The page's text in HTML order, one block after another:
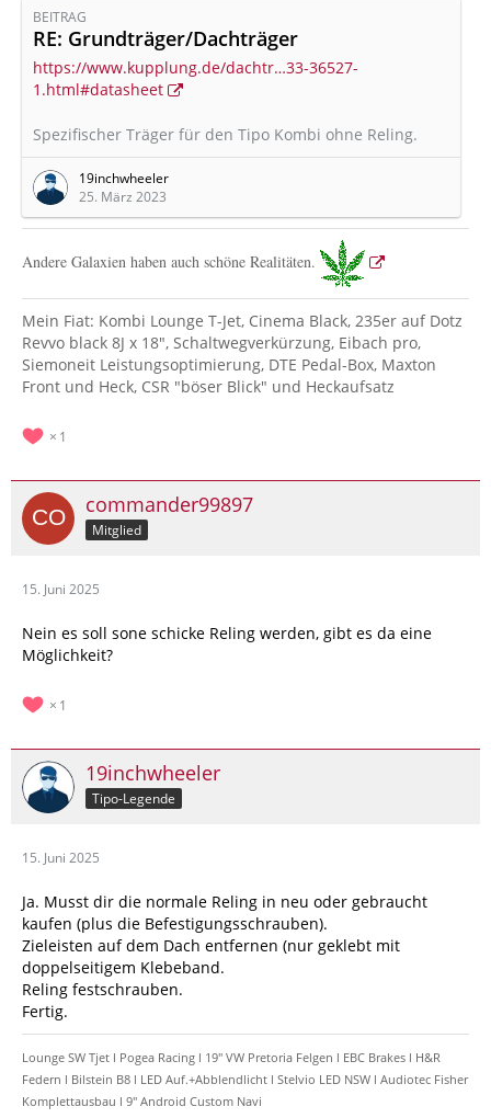
BEITRAG
RE: Grundträger/Dachträger
https://www.kupplung.de/dachtr…33-36527-
1.html#datasheet
Spezifischer Träger für den Tipo Kombi ohne Reling.
19inchwheeler
25. März 2023
Andere Galaxien haben auch schöne Realitäten.
Mein Fiat: Kombi Lounge T-Jet, Cinema Black, 235er auf Dotz
Revvo black 8J x 18", Schaltwegverkürzung, Eibach pro,
Siemoneit Leistungsoptimierung, DTE Pedal-Box, Maxton
Front und Heck, CSR "böser Blick" und Heckaufsatz
1
commander99897
Mitglied
15. Juni 2025
Nein es soll sone schicke Reling werden, gibt es da eine
Möglichkeit?
1
19inchwheeler
Tipo-Legende
15. Juni 2025
Ja. Musst dir die normale Reling in neu oder gebraucht
kaufen (plus die Befestigungsschrauben).
Zieleisten auf dem Dach entfernen (nur geklebt mit
doppelseitigem Klebeband.
Reling festschrauben.
Fertig.
Lounge SW Tjet l Pogea Racing l 19" VW Pretoria Felgen l EBC Brakes l H&R
Federn l Bilstein B8 l LED Auf.+Abblendlicht l Stelvio LED NSW l Audiotec Fisher
Komplettausbau l 9" Android Custom Navi